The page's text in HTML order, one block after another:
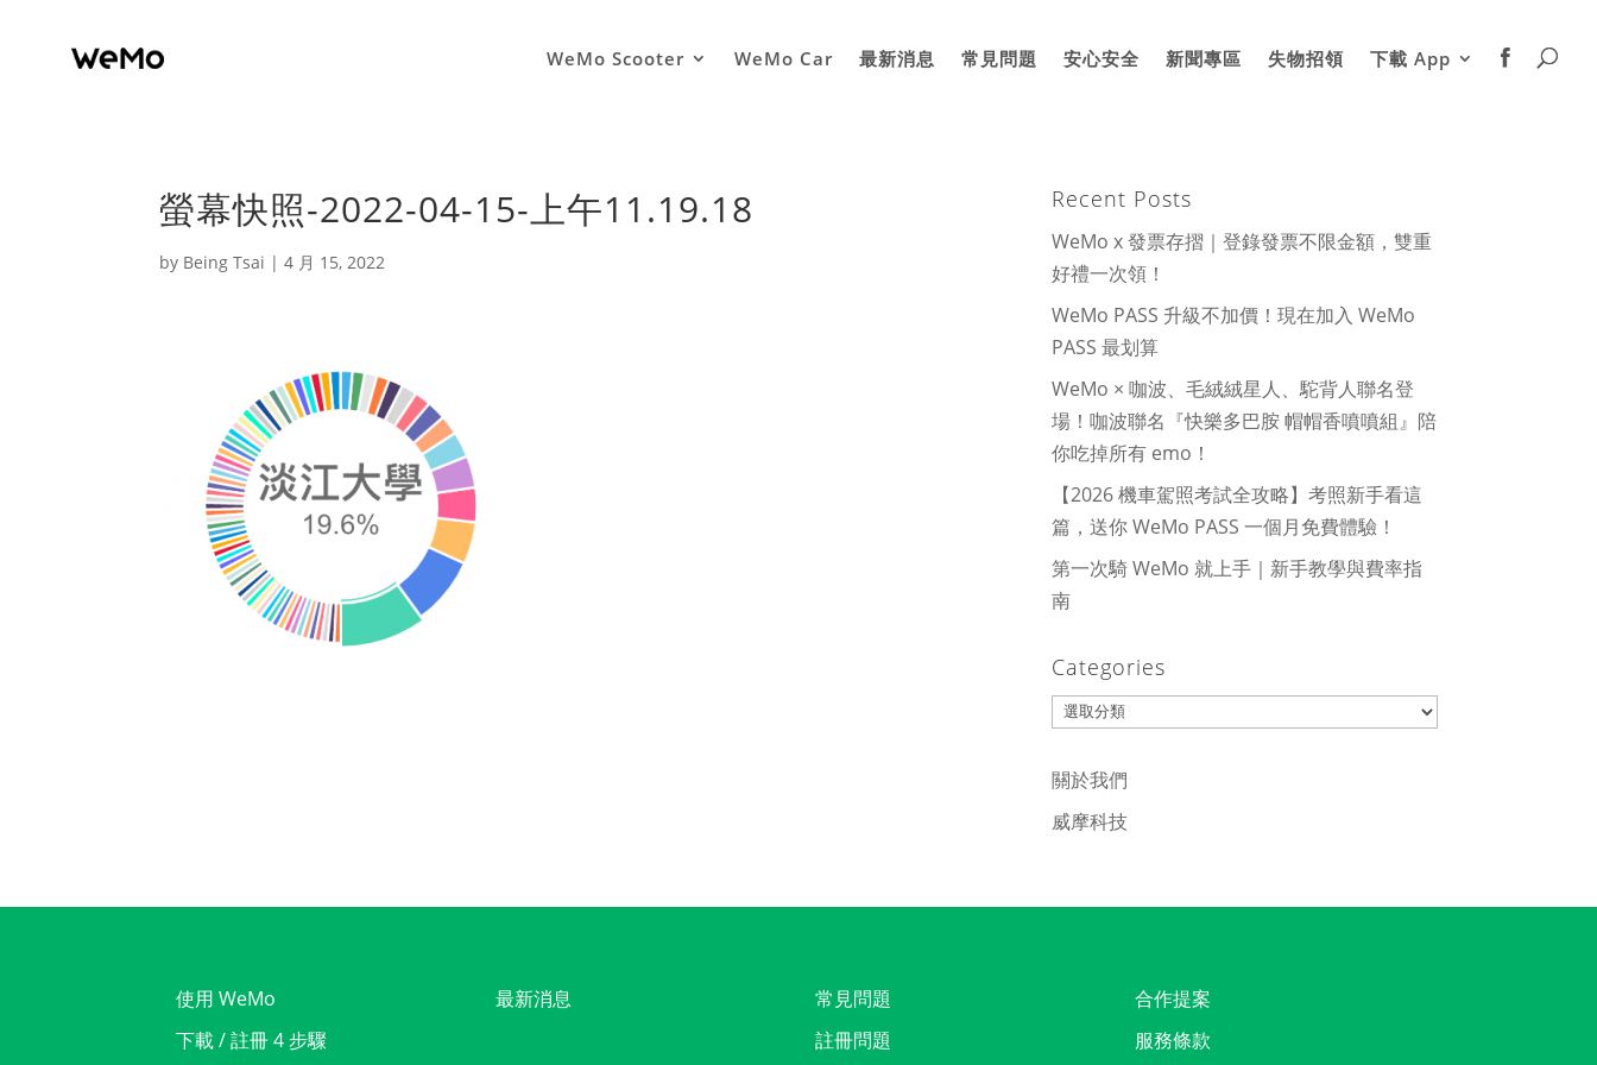
WeMo Scooter WeMo Car 最新消息 常見問題 安心安全 新聞專區 失物招領 下載 App
螢幕快照-2022-04-15-上午11.19.18
by Being Tsai |4 月 15, 2022
Recent Posts
WeMo x 發票存摺｜登錄發票不限金額，雙重
好禮一次領！
WeMo PASS 升級不加價！現在加入 WeMo
PASS 最划算
WeMo × 咖波、毛絨絨星人、駝背人聯名登
場！咖波聯名『快樂多巴胺 帽帽香噴噴組』陪
你吃掉所有 emo！
【2026 機車駕照考試全攻略】考照新手看這
篇，送你 WeMo PASS 一個月免費體驗！
第一次騎 WeMo 就上手｜新手教學與費率指
南
Categories
Categories
關於我們
威摩科技
使用 WeMo
下載 / 註冊 4 步驟
最新消息
常見問題
註冊問題
合作提案
服務條款